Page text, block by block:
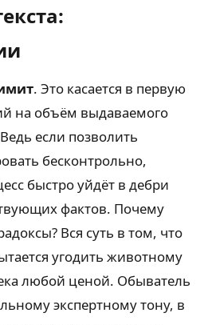
. Это касается в первую
на объём выдаваемого
если позволить
бесконтрольно,
быстро уйдёт в дебри
фактов. Почему
Вся суть в том, что
угодить животному
любой ценой. Обыватель
экспертному тону, в